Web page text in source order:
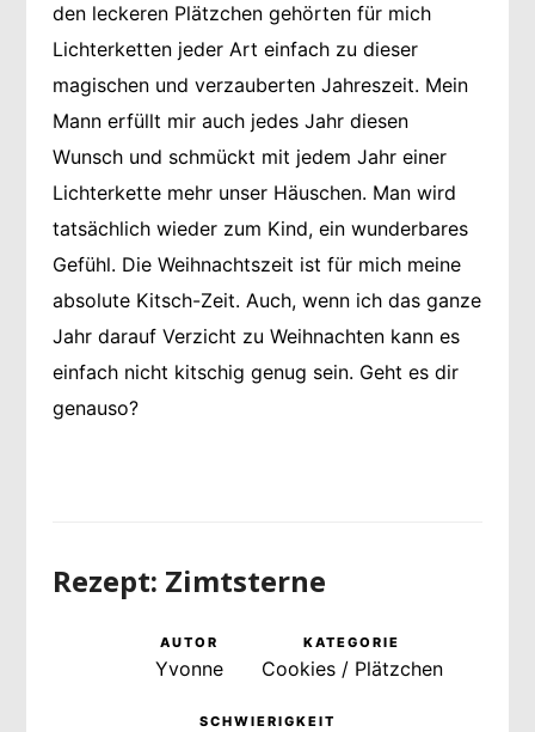
den leckeren Plätzchen gehörten für mich
Lichterketten jeder Art einfach zu dieser
magischen und verzauberten Jahreszeit. Mein
Mann erfüllt mir auch jedes Jahr diesen
Wunsch und schmückt mit jedem Jahr einer
Lichterkette mehr unser Häuschen. Man wird
tatsächlich wieder zum Kind, ein wunderbares
Gefühl. Die Weihnachtszeit ist für mich meine
absolute Kitsch-Zeit. Auch, wenn ich das ganze
Jahr darauf Verzicht zu Weihnachten kann es
einfach nicht kitschig genug sein. Geht es dir
genauso?
Rezept: Zimtsterne
AUTOR
Yvonne
KATEGORIE
Cookies / Plätzchen
SCHWIERIGKEIT